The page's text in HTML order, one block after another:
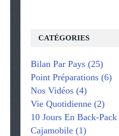
CATÉGORIES
Bilan Par Pays (25)
Point Préparations (6)
Nos Vidéos (4)
Vie Quotidienne (2)
10 Jours En Back-Pack
Cajamobile (1)